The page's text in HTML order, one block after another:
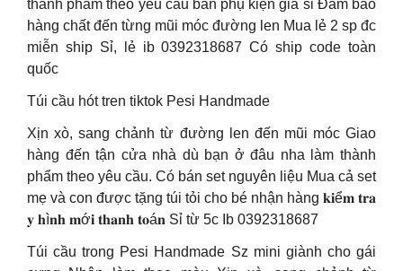
thành phẩm theo yêu cầu bán phụ kiện giá sỉ Đảm bảo
hàng chất đến từng mũi móc đường len Mua lẻ 2 sp đc
miễn ship Sỉ, lẻ ib 0392318687 Có ship code toàn
quốc
Túi cầu hót tren tiktok Pesi Handmade
Xịn xò, sang chảnh từ đường len đến mũi móc Giao
hàng đến tận cửa nhà dù bạn ở đâu nha làm thành
phẩm theo yêu cầu. Có bán set nguyên liệu Mua cả set
mẹ và con được tặng túi tỏi cho bé nhận hàng 𝐤𝐢ể𝐦 𝐭𝐫𝐚
𝐲 𝐡ì𝐧𝐡 𝐦ớ𝐢 𝐭𝐡𝐚𝐧𝐡 𝐭𝐨á𝐧 Sỉ từ 5c Ib 0392318687
Túi cầu trong Pesi Handmade Sz mini giành cho gái